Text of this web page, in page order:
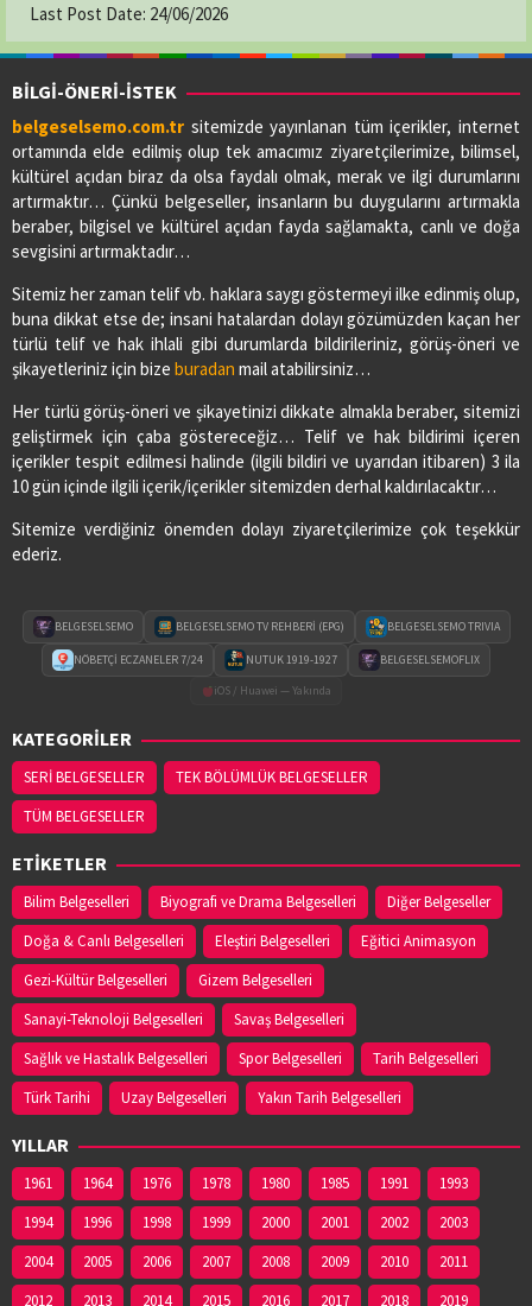
Last Post Date: 24/06/2026
BİLGİ-ÖNERİ-İSTEK
belgeselsemo.com.tr sitemizde yayınlanan tüm içerikler, internet
ortamında elde edilmiş olup tek amacımız ziyaretçilerimize, bilimsel,
kültürel açıdan biraz da olsa faydalı olmak, merak ve ilgi durumlarını
artırmaktır… Çünkü belgeseller, insanların bu duygularını artırmakla
beraber, bilgisel ve kültürel açıdan fayda sağlamakta, canlı ve doğa
sevgisini artırmaktadır…
Sitemiz her zaman telif vb. haklara saygı göstermeyi ilke edinmiş olup,
buna dikkat etse de; insani hatalardan dolayı gözümüzden kaçan her
türlü telif ve hak ihlali gibi durumlarda bildirileriniz, görüş-öneri ve
şikayetleriniz için bize buradan mail atabilirsiniz…
Her türlü görüş-öneri ve şikayetinizi dikkate almakla beraber, sitemizi
geliştirmek için çaba göstereceğiz… Telif ve hak bildirimi içeren
içerikler tespit edilmesi halinde (ilgili bildiri ve uyarıdan itibaren) 3 ila
10 gün içinde ilgili içerik/içerikler sitemizden derhal kaldırılacaktır…
Sitemize verdiğiniz önemden dolayı ziyaretçilerimize çok teşekkür
ederiz.
BELGESELSEMO BELGESELSEMO TV REHBERİ (EPG) BELGESELSEMO TRIVIA
NÖBETÇİ ECZANELER 7/24 NUTUK 1919-1927
BELGESELSEMOFLIX
iOS / Huawei — Yakında
KATEGORİLER
SERİ BELGESELLER
TEK BÖLÜMLÜK BELGESELLER
TÜM BELGESELLER
ETİKETLER
Bilim Belgeselleri Biyografi ve Drama Belgeselleri
Diğer Belgeseller
Doğa & Canlı Belgeselleri
Eleştiri Belgeselleri
Eğitici Animasyon
Gezi-Kültür Belgeselleri
Gizem Belgeselleri
Sanayi-Teknoloji Belgeselleri
Savaş Belgeselleri
Sağlık ve Hastalık Belgeselleri
Spor Belgeselleri
Tarih Belgeselleri
Türk Tarihi
Uzay Belgeselleri Yakın Tarih Belgeselleri
YILLAR
1961 1964 1976 1978 1980 1985 1991
1993
1994
1996 1998 1999 2000 2001 2002
2003
2004
2005 2006 2007 2008 2009 2010
2011
2012
2013 2014 2015 2016 2017 2018 2019